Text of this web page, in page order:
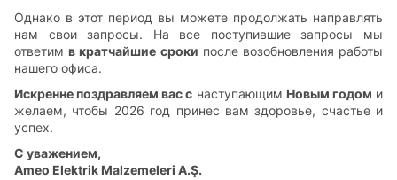
Однако в этот период вы можете продолжать направлять
нам свои запросы. На все поступившие запросы мы
ответимв кратчайшие сроки после возобновления работы
нашего офиса.
Искренне поздравляем вас с наступающим Новым годом и
желаем, чтобы 2026 год принес вам здоровье, счастье и
успех.
С уважением,
Ameo Elektrik Malzemeleri A.Ş.